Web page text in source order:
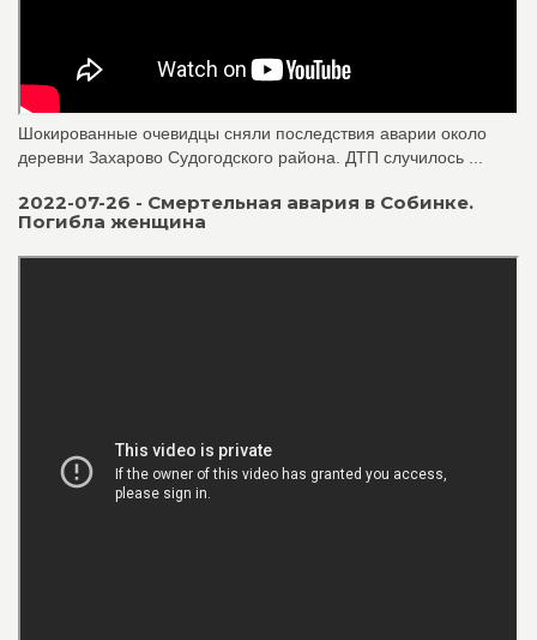
Шокированные очевидцы сняли последствия аварии около
деревни Захарово Судогодского района. ДТП случилось ...
2022-07-26 - Смертельная авария в Собинке.
Погибла женщина